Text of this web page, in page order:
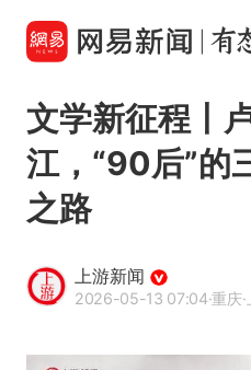
文学新征程丨
江，“90后”的
之路
上游新闻
2026-05-13 07:04·重庆